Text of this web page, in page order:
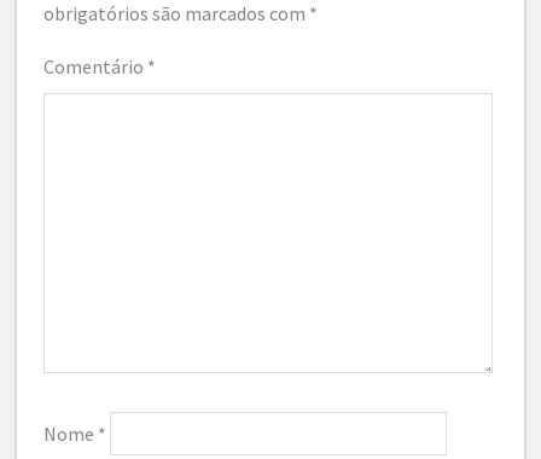
obrigatórios são marcados com *
Comentário *
Nome *